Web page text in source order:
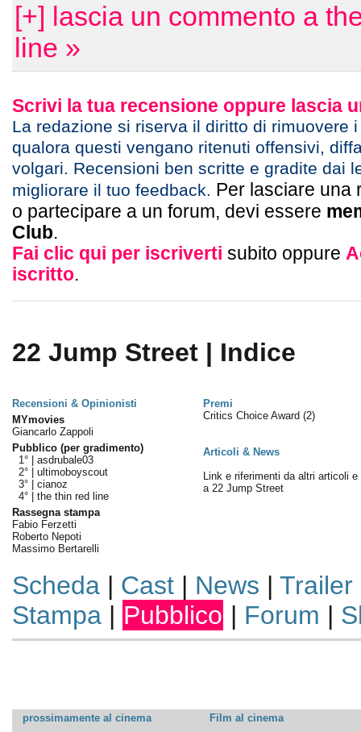
[+] lascia un commento a
line »
Scrivi la tua recensione oppure lascia
La redazione si riserva il diritto di rimuovere
qualora questi vengano ritenuti offensivi,
volgari. Recensioni ben scritte e gradite dai
migliorare il tuo feedback. Per lasciare una
o partecipare a un forum, devi essere
Club.
Fai clic qui per iscriverti subito oppure
iscritto.
22 Jump Street | Indice
Recensioni & Opinionisti
Premi
MYmovies
Giancarlo Zappoli
Pubblico (per gradimento)
1° | asdrubale03
2° | ultimoboyscout
3° | cianoz
4° | the thin red line
Rassegna stampa
Fabio Ferzetti
Roberto Nepoti
Massimo Bertarelli
Critics Choice Award (2)
Articoli & News
Link e riferimenti da altri articoli e
a 22 Jump Street
Scheda| Cast| News | Trailer
Stampa| Pubblico | Forum |
prossimamente al cinema
Film al cinema